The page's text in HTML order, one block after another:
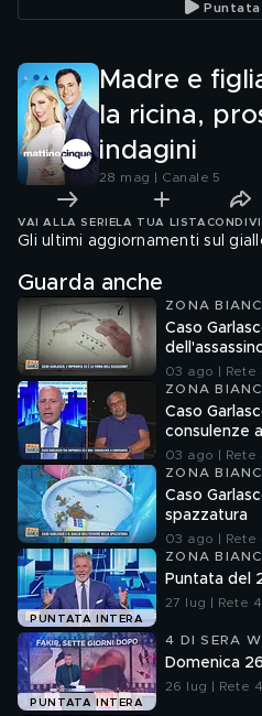
Madre e
la ricina,
indagini
28 mag | Canale 5
VAI ALLA SERIE LA TUA LISTA
Gli ultimi aggiornamenti sul
Guarda anche
ZONA
Caso
03 ago | Rete
ZONA
Caso
consulenze
03 ago | Rete
ZONA
Caso
spazzatura
03 ago | Rete
PUNTATA INTERA
ZONA
Puntata del
27 lug | Rete 4
PUNTATA INTERA
4 DI SERA
Domenica
26 lug | Rete 4